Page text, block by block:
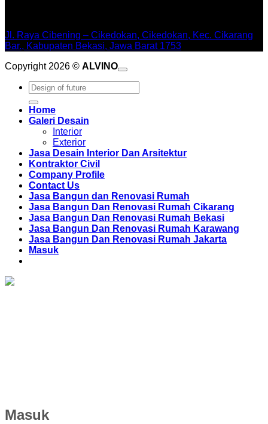
Jl. Raya Cibening – Cikedokan, Cikedokan, Kec. Cikarang
Bar., Kabupaten Bekasi, Jawa Barat 1753
Copyright 2026 © ALVINO
Pencarian
untuk:
Home
Galeri Desain
Interior
Exterior
Jasa Desain Interior Dan Arsitektur
Kontraktor Civil
Company Profile
Contact Us
Jasa Bangun dan Renovasi Rumah
Jasa Bangun Dan Renovasi Rumah Cikarang
Jasa Bangun Dan Renovasi Rumah Bekasi
Jasa Bangun Dan Renovasi Rumah Karawang
Jasa Bangun Dan Renovasi Rumah Jakarta
Masuk
Masuk